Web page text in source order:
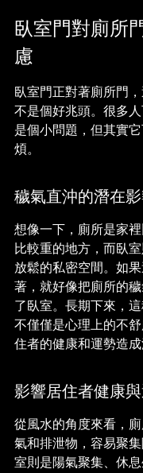
臥室門對廁所
慮
臥室門正對著廁所門
不是個好兆頭。很多
是個小問題，但其實
煩。
穢氣直沖的潛在
想像一下，廁所是家
比較重的地方，而臥室
放鬆的私密空間。如
著，就好像把廁所的
了臥室。長期下來，這
不僅僅是心理上的不
住者的健康和運勢造成
影響居住者健康
從風水的角度來看，
氣和排泄物，容易聚
室則是陽氣聚集、休